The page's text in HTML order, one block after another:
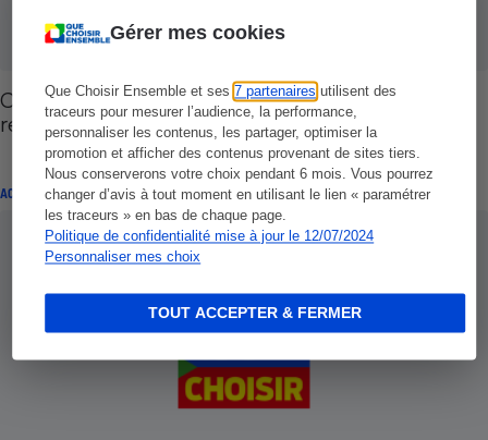
Gérer mes cookies
Que Choisir Ensemble et ses7 partenaires utilisent des
traceurs pour mesurer l’audience, la performance,
personnaliser les contenus, les partager, optimiser la
promotion et afficher des contenus provenant de sites tiers.
Nous conserverons votre choix pendant 6 mois. Vous pourrez
changer d’avis à tout moment en utilisant le lien « paramétrer
les traceurs » en bas de chaque page.
Politique de confidentialité mise à jour le 12/07/2024
Personnaliser mes choix
TOUT ACCEPTER & FERMER
Copropriété - Le grand dérapage financier de la
rénovation des ascenseurs
ACTUALITÉ